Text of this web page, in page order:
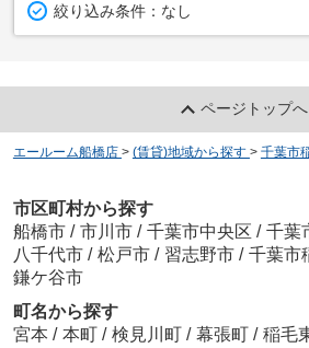
絞り込み条件： なし
ページトップへ
エールーム船橋店 > (賃貸)地域から探す > 千葉市
市区町村から探す
船橋市 / 市川市 / 千葉市中央区 / 千葉
八千代市 / 松戸市 / 習志野市 / 千葉市
鎌ケ谷市
町名から探す
宮本 / 本町 / 検見川町 / 幕張町 / 稲毛